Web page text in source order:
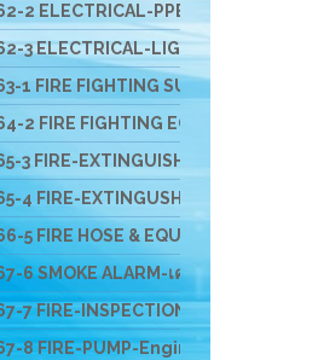
2 ELECTRICAL-PPE &
3 ELECTRICAL-LIGHT-ติดตั้งสายล่อฟ้
1 FIRE FIGHTING SUIT ชุดผจญเพลิง
2 FIRE FIGHTING EQUIPMENT อุป
3 FIRE-EXTINGUISHER & FIRE
4 FIRE-EXTINGUSHER-EV-แบตเตอรี่
5 FIRE HOSE & EQUIPMENTS อุปก
6 SMOKE ALARM-เครื่องจับควัน-ไฟ
7 FIRE-INSPECTION-SERVICE-บริก
8 FIRE-PUMP-Engine-ปั๊มหาบหาม-เ